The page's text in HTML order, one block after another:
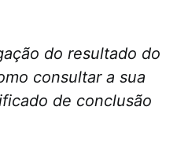
do resultado do
consultar a sua
de conclusão